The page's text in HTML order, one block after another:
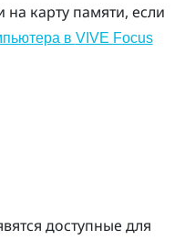
на карту памяти, если
в VIVE Focus
доступные для